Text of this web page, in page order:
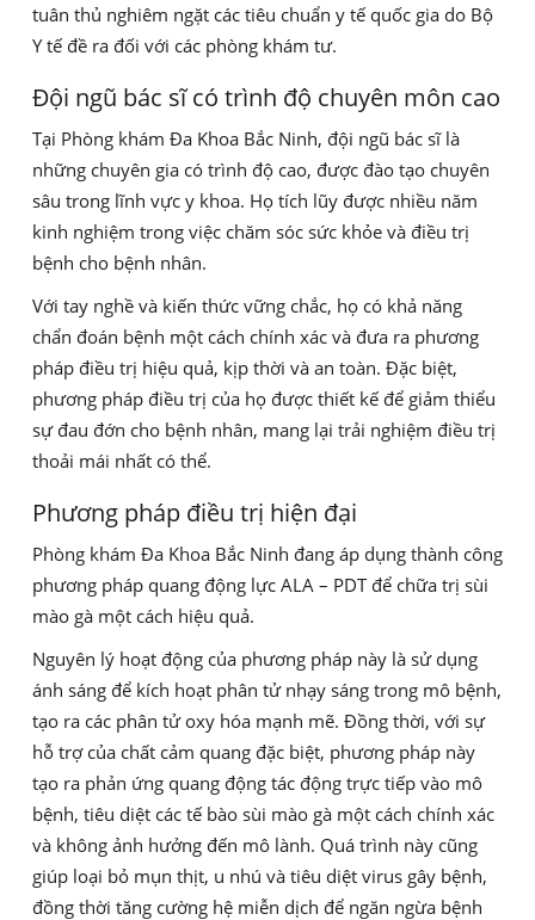
tuân thủ nghiêm ngặt các tiêu chuẩn y tế quốc gia do Bộ
Y tế đề ra đối với các phòng khám tư.
Đội ngũ bác sĩ có trình độ chuyên môn cao
Tại Phòng khám Đa Khoa Bắc Ninh, đội ngũ bác sĩ là
những chuyên gia có trình độ cao, được đào tạo chuyên
sâu trong lĩnh vực y khoa. Họ tích lũy được nhiều năm
kinh nghiệm trong việc chăm sóc sức khỏe và điều trị
bệnh cho bệnh nhân.
Với tay nghề và kiến thức vững chắc, họ có khả năng
chẩn đoán bệnh một cách chính xác và đưa ra phương
pháp điều trị hiệu quả, kịp thời và an toàn. Đặc biệt,
phương pháp điều trị của họ được thiết kế để giảm thiểu
sự đau đớn cho bệnh nhân, mang lại trải nghiệm điều trị
thoải mái nhất có thể.
Phương pháp điều trị hiện đại
Phòng khám Đa Khoa Bắc Ninh đang áp dụng thành công
phương pháp quang động lực ALA – PDT để chữa trị sùi
mào gà một cách hiệu quả.
Nguyên lý hoạt động của phương pháp này là sử dụng
ánh sáng để kích hoạt phân tử nhạy sáng trong mô bệnh,
tạo ra các phân tử oxy hóa mạnh mẽ. Đồng thời, với sự
hỗ trợ của chất cảm quang đặc biệt, phương pháp này
tạo ra phản ứng quang động tác động trực tiếp vào mô
bệnh, tiêu diệt các tế bào sùi mào gà một cách chính xác
và không ảnh hưởng đến mô lành. Quá trình này cũng
giúp loại bỏ mụn thịt, u nhú và tiêu diệt virus gây bệnh,
đồng thời tăng cường hệ miễn dịch để ngăn ngừa bệnh